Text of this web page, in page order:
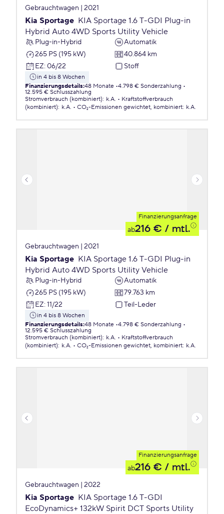
Gebrauchtwagen | 2021
Kia Sportage KIA Sportage 1.6 T-GDI Plug-in
Hybrid Auto 4WD Sports Utility Vehicle
Plug-in-Hybrid
Automatik
265 PS (195 kW)
40.864 km
EZ: 06/22 Stoff
in 4 bis 8 Wochen
Finanzierungsdetails:48 Monate 4.798 € Sonderzahlung
12.595 € Schlusszahlung
Stromverbrauch (kombiniert): k.A.
Kraftstoffverbrauch
(kombiniert): k.A. CO₂-Emissionen gewichtet, kombiniert: k.A.
Finanzierungsanfrage
ab216 € / mtl.
Gebrauchtwagen | 2021
Kia Sportage KIA Sportage 1.6 T-GDI Plug-in
Hybrid Auto 4WD Sports Utility Vehicle
Plug-in-Hybrid
Automatik
265 PS (195 kW)
79.763 km
EZ: 11/22 Teil-Leder
in 4 bis 8 Wochen
Finanzierungsdetails:48 Monate 4.798 € Sonderzahlung
12.595 € Schlusszahlung
Stromverbrauch (kombiniert): k.A.
Kraftstoffverbrauch
(kombiniert): k.A. CO₂-Emissionen gewichtet, kombiniert: k.A.
Finanzierungsanfrage
ab216 € / mtl.
Gebrauchtwagen | 2022
Kia Sportage KIA Sportage 1.6 T-GDI
EcoDynamics+ 132kW Spirit DCT Sports Utility